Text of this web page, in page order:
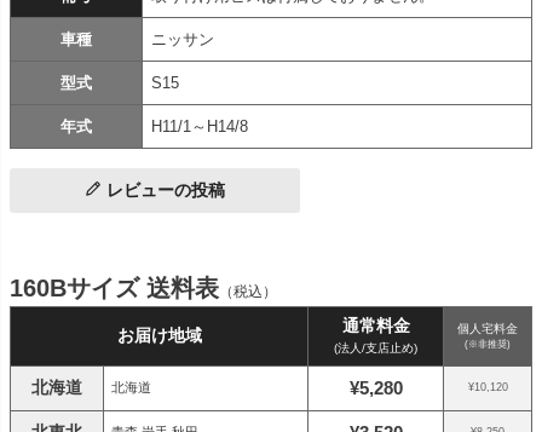
車種 ニッサン
型式 S15
年式 H11/1～H14/8
レビューの投稿
160Bサイズ 送料表 （税込）
お届け地域 通常料金
(法人/支店止め)
個人宅料金
(※非推奨)
北海道 北海道 ¥5,280 ¥10,120